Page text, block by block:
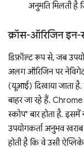
अनुमति मिलती है
क्रॉस-ऑरिजिन
डिफ़ॉल्ट रूप से, जब
अलग ऑरिजिन पर
(यूआई) दिखाया जाता
बाहर जा रहे हैं.
स्कोप" बार होता है.
उपयोगकर्ता अनुभव
होती है कि वे उसी